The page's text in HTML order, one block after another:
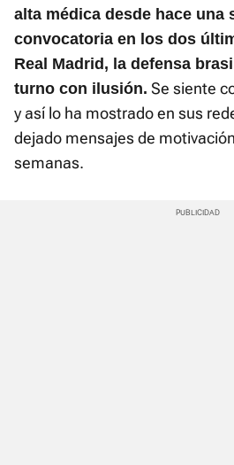
alta médica desde hace una
convocatoria en los dos
Real Madrid, la defensa
turno con ilusión. Se siente
y así lo ha mostrado en sus
dejado mensajes de
semanas.